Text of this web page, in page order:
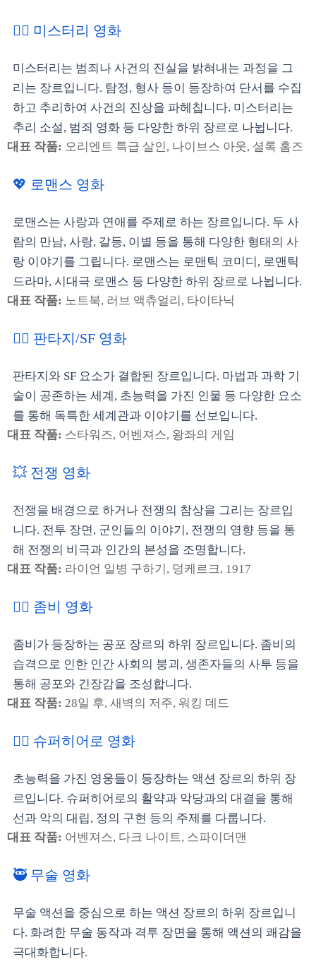
🕵️‍♀️ 미스터리 영화
미스터리는 범죄나 사건의 진실을 밝혀내는 과정을 그
리는 장르입니다. 탐정, 형사 등이 등장하여 단서를 수집
하고 추리하여 사건의 진상을 파헤칩니다. 미스터리는
추리 소설, 범죄 영화 등 다양한 하위 장르로 나뉩니다.
대표 작품: 오리엔트 특급 살인, 나이브스 아웃, 셜록 홈즈
💖 로맨스 영화
로맨스는 사랑과 연애를 주제로 하는 장르입니다. 두 사
람의 만남, 사랑, 갈등, 이별 등을 통해 다양한 형태의 사
랑 이야기를 그립니다. 로맨스는 로맨틱 코미디, 로맨틱
드라마, 시대극 로맨스 등 다양한 하위 장르로 나뉩니다.
대표 작품: 노트북, 러브 액츄얼리, 타이타닉
🧛‍♀️ 판타지/SF 영화
판타지와 SF 요소가 결합된 장르입니다. 마법과 과학 기
술이 공존하는 세계, 초능력을 가진 인물 등 다양한 요소
를 통해 독특한 세계관과 이야기를 선보입니다.
대표 작품: 스타워즈, 어벤져스, 왕좌의 게임
💥 전쟁 영화
전쟁을 배경으로 하거나 전쟁의 참상을 그리는 장르입
니다. 전투 장면, 군인들의 이야기, 전쟁의 영향 등을 통
해 전쟁의 비극과 인간의 본성을 조명합니다.
대표 작품: 라이언 일병 구하기, 덩케르크, 1917
🧟‍♀️ 좀비 영화
좀비가 등장하는 공포 장르의 하위 장르입니다. 좀비의
습격으로 인한 인간 사회의 붕괴, 생존자들의 사투 등을
통해 공포와 긴장감을 조성합니다.
대표 작품: 28일 후, 새벽의 저주, 워킹 데드
🦸‍♀️ 슈퍼히어로 영화
초능력을 가진 영웅들이 등장하는 액션 장르의 하위 장
르입니다. 슈퍼히어로의 활약과 악당과의 대결을 통해
선과 악의 대립, 정의 구현 등의 주제를 다룹니다.
대표 작품: 어벤져스, 다크 나이트, 스파이더맨
🥷 무술 영화
무술 액션을 중심으로 하는 액션 장르의 하위 장르입니
다. 화려한 무술 동작과 격투 장면을 통해 액션의 쾌감을
극대화합니다.